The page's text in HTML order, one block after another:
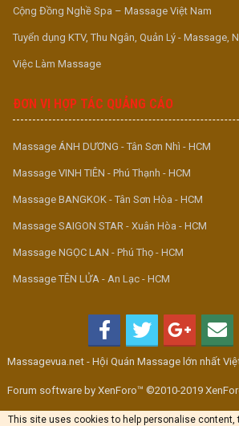
Cộng Đồng Nghề Spa – Massage Việt Nam
Tuyển dụng KTV, Thu Ngân, Quản Lý - Massage,
Việc Làm Massage
ĐƠN VỊ HỢP TÁC QUẢNG CÁO
Massage ÁNH DƯƠNG - Tân Sơn Nhì - HCM
Massage VINH TIÊN - Phú Thạnh - HCM
Massage BANGKOK - Tân Sơn Hòa - HCM
Massage SAIGON STAR - Xuân Hòa - HCM
Massage NGỌC LAN - Phú Thọ - HCM
Massage TÊN LỬA - An Lạc - HCM
Massagevua.net - Hội Quán Massage lớn nhất
Forum software by XenForo™ ©2010-2019
This site uses cookies to help personalise content,